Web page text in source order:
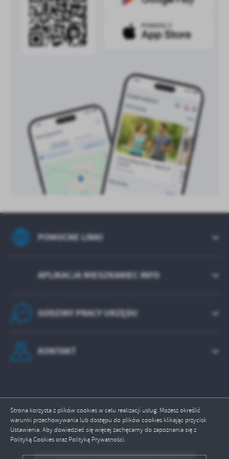
Strona korzysta z plików cookies w celu realizacji usług. Możesz określić
warunki przechowywania lub dostępu do plików cookies klikając przycisk
Ustawienia. Aby dowiedzieć się więcej zachęcamy do zapoznania się z
Polityką Cookies oraz Polityką Prywatności.
POMOCNE LINKI
APLIKACJA MIESZKANIEC INFO
GODZINY PRACY URZĘDU
KONTAKT
Odwiedzin: 1364026
Online: 3